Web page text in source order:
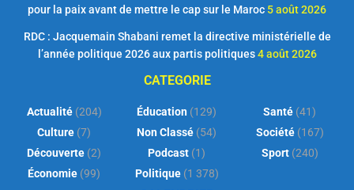
pour la paix avant de mettre le cap sur le Maroc 5 août 2026
RDC : Jacquemain Shabani remet la directive ministérielle de
l’année politique 2026 aux partis politiques 4 août 2026
CATEGORIE
Actualité(204)
Culture (7)
Découverte (2)
Économie (99)
Éducation (129)
Non Classé (54)
Podcast (1)
Politique(1 378)
Santé (41)
Société(167)
Sport(240)